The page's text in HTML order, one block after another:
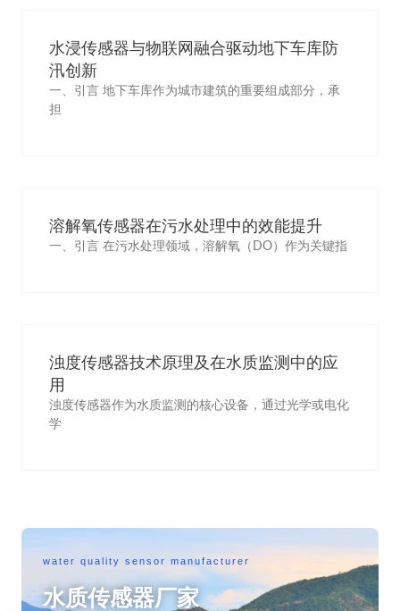
水浸传感器与物联网融合驱动地下车库防
汛创新
一、引言 地下车库作为城市建筑的重要组成部分，承
担
溶解氧传感器在污水处理中的效能提升
一、引言 在污水处理领域，溶解氧（DO）作为关键指
浊度传感器技术原理及在水质监测中的应
用
浊度传感器作为水质监测的核心设备，通过光学或电化
学
water quality sensor manufacturer
水质传感器厂家